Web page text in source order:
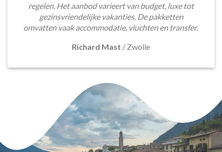
regelen. Het aanbod varieert van budget, luxe tot
gezinsvriendelijke vakanties. De pakketten
omvatten vaak accommodatie, vluchten en transfer.
Richard Mast / Zwolle